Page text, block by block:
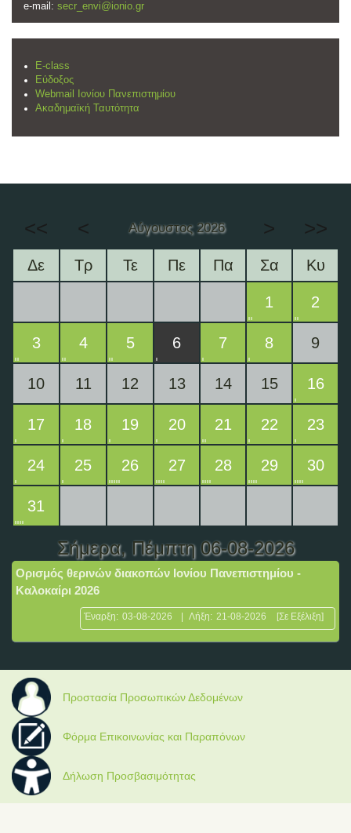
e-mail: secr_envi@ionio.gr
E-class
Εύδοξος
Webmail Ιονίου Πανεπιστημίου
Ακαδημαϊκή Ταυτότητα
<< < Αύγουστος 2026 > >>
Δε Τρ Τε Πε Πα Σα Κυ
1 2
3 4 5 6 7 8 9
10 11 12 13 14 15 16
17 18 19 20 21 22 23
24 25 26 27 28 29 30
31
Σήμερα, Πέμπτη 06-08-2026
Ορισμός θερινών διακοπών Ιονίου Πανεπιστημίου -
Καλοκαίρι 2026
Έναρξη: 03-08-2026 Λήξη: 21-08-2026 [Σε Εξέλιξη]
Προστασία Προσωπικών Δεδομένων
Φόρμα Επικοινωνίας και Παραπόνων
Δήλωση Προσβασιμότητας